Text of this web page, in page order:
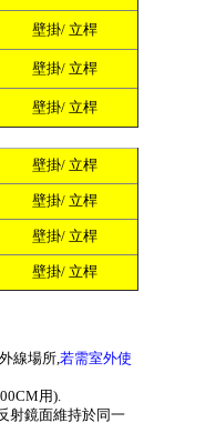
壁掛/ 立桿
壁掛/ 立桿
壁掛/ 立桿
壁掛/ 立桿
壁掛/ 立桿
壁掛/ 立桿
壁掛/ 立桿
線場所,若需室外使
用).
射鏡面維持於同一